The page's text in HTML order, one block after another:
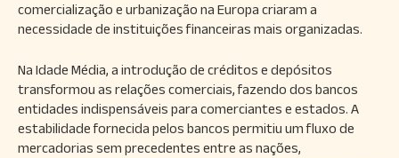
comercialização e urbanização na Europa criaram a
necessidade de instituições financeiras mais organizadas.
Na Idade Média, a introdução de créditos e depósitos
transformou as relações comerciais, fazendo dos bancos
entidades indispensáveis para comerciantes e estados. A
estabilidade fornecida pelos bancos permitiu um fluxo de
mercadorias sem precedentes entre as nações,